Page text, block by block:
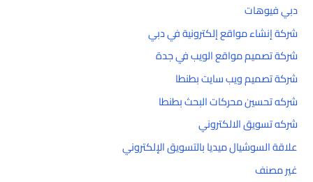
دبي فيوهات
شركة إنشاء مواقع إلكترونية في دبي
شركة تصميم مواقع الويب في جدة
شركة تصميم ويب سايت بطنطا
شركه تحسين محركات البحث بطنطا
شركه تسويق الالكتروني
علاقة السوشيال ميديا بالتسويق الإلكتروني
غير مصنف